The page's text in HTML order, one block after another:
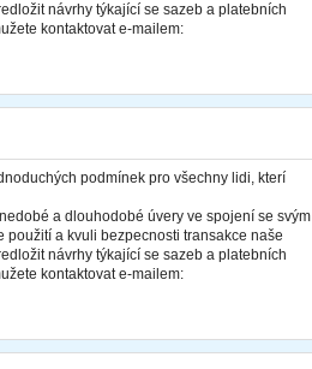
návrhy týkající se sazeb a platebních
kontaktovat e-mailem:
podmínek pro všechny lidi, kterí
a dlouhodobé úvery ve spojení se svým
a kvuli bezpecnosti transakce naše
návrhy týkající se sazeb a platebních
kontaktovat e-mailem: